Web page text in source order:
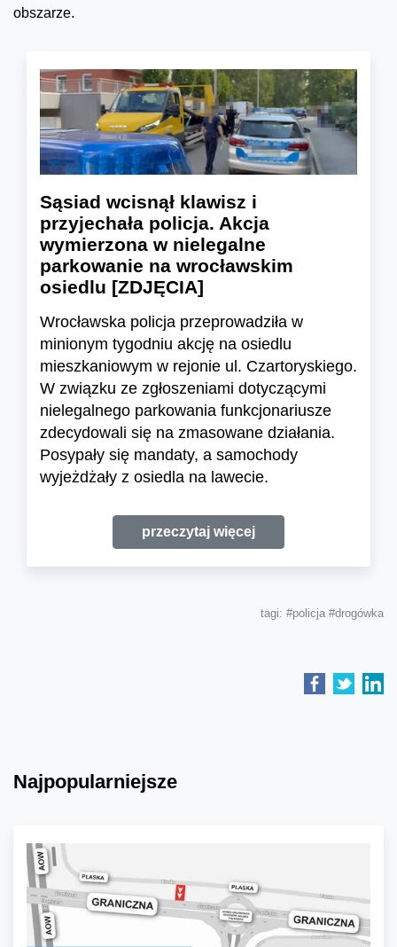
obszarze.
Sąsiad wcisnął klawisz i
przyjechała policja. Akcja
wymierzona w nielegalne
parkowanie na wrocławskim
osiedlu [ZDJĘCIA]
Wrocławska policja przeprowadziła w
minionym tygodniu akcję na osiedlu
mieszkaniowym w rejonie ul. Czartoryskiego.
W związku ze zgłoszeniami dotyczącymi
nielegalnego parkowania funkcjonariusze
zdecydowali się na zmasowane działania.
Posypały się mandaty, a samochody
wyjeżdżały z osiedla na lawecie.
przeczytaj więcej
tagi: #policja #drogówka
Najpopularniejsze